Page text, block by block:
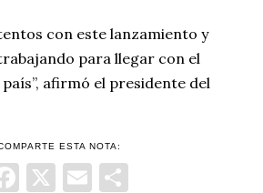
con este lanzamiento y
para llegar con el
afirmó el presidente del
ESTA NOTA:
Facebook
X Email